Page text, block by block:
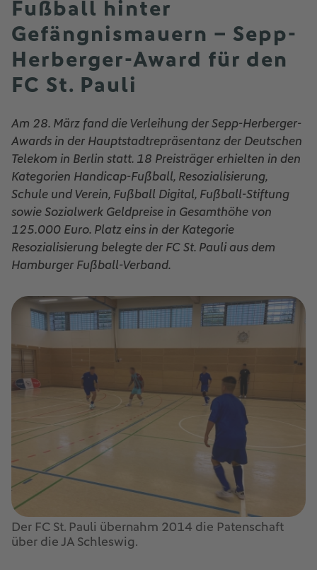
Fußball hinter
Gefängnismauern – Sepp-
Herberger-Award für den
FC St. Pauli
Am 28. März fand die Verleihung der Sepp-Herberger-
Awards in der Hauptstadtrepräsentanz der Deutschen
Telekom in Berlin statt. 18 Preisträger erhielten in den
Kategorien Handicap-Fußball, Resozialisierung,
Schule und Verein, Fußball Digital, Fußball-Stiftung
sowie Sozialwerk Geldpreise in Gesamthöhe von
125.000 Euro. Platz eins in der Kategorie
Resozialisierung belegte der FC St. Pauli aus dem
Hamburger Fußball-Verband.
Der FC St. Pauli übernahm 2014 die Patenschaft
über die JA Schleswig.